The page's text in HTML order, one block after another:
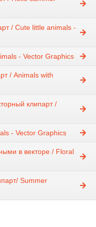
/ Cute little animals -
- Vector Graphics
/ Animals with
клипарт /
- Vector Graphics
в векторе / Floral
Summer